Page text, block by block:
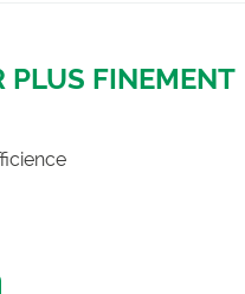
PLUS FINEMENT